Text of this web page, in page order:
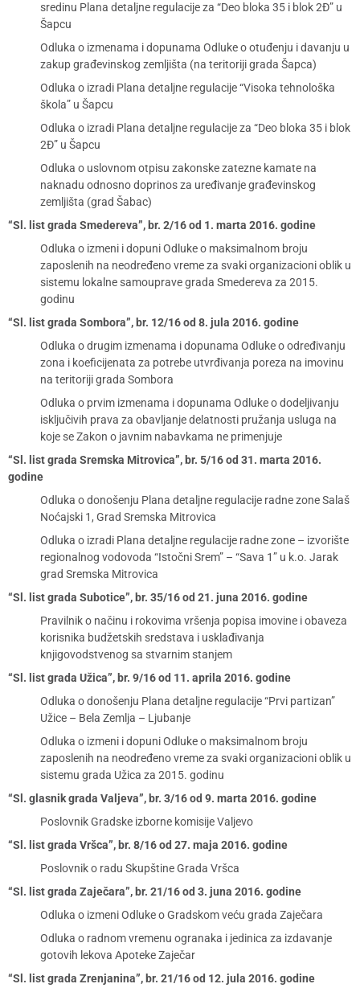
sredinu Plana detaljne regulacije za “Deo bloka 35 i blok 2Đ” u
Šapcu
Odluka o izmenama i dopunama Odluke o otuđenju i davanju u
zakup građevinskog zemljišta (na teritoriji grada Šapca)
Odluka o izradi Plana detaljne regulacije “Visoka tehnološka
škola” u Šapcu
Odluka o izradi Plana detaljne regulacije za “Deo bloka 35 i blok
2Đ” u Šapcu
Odluka o uslovnom otpisu zakonske zatezne kamate na
naknadu odnosno doprinos za uređivanje građevinskog
zemljišta (grad Šabac)
“Sl. list grada Smedereva”, br. 2/16 od 1. marta 2016. godine
Odluka o izmeni i dopuni Odluke o maksimalnom broju
zaposlenih na neodređeno vreme za svaki organizacioni oblik u
sistemu lokalne samouprave grada Smedereva za 2015.
godinu
“Sl. list grada Sombora”, br. 12/16 od 8. jula 2016. godine
Odluka o drugim izmenama i dopunama Odluke o određivanju
zona i koeficijenata za potrebe utvrđivanja poreza na imovinu
na teritoriji grada Sombora
Odluka o prvim izmenama i dopunama Odluke o dodeljivanju
isključivih prava za obavljanje delatnosti pružanja usluga na
koje se Zakon o javnim nabavkama ne primenjuje
“Sl. list grada Sremska Mitrovica”, br. 5/16 od 31. marta 2016.
godine
Odluka o donošenju Plana detaljne regulacije radne zone Salaš
Noćajski 1, Grad Sremska Mitrovica
Odluka o izradi Plana detaljne regulacije radne zone – izvorište
regionalnog vodovoda “Istočni Srem” – “Sava 1” u k.o. Jarak
grad Sremska Mitrovica
“Sl. list grada Subotice”, br. 35/16 od 21. juna 2016. godine
Pravilnik o načinu i rokovima vršenja popisa imovine i obaveza
korisnika budžetskih sredstava i usklađivanja
knjigovodstvenog sa stvarnim stanjem
“Sl. list grada Užica”, br. 9/16 od 11. aprila 2016. godine
Odluka o donošenju Plana detaljne regulacije “Prvi partizan”
Užice – Bela Zemlja – Ljubanje
Odluka o izmeni i dopuni Odluke o maksimalnom broju
zaposlenih na neodređeno vreme za svaki organizacioni oblik u
sistemu grada Užica za 2015. godinu
“Sl. glasnik grada Valjeva”, br. 3/16 od 9. marta 2016. godine
Poslovnik Gradske izborne komisije Valjevo
“Sl. list grada Vršca”, br. 8/16 od 27. maja 2016. godine
Poslovnik o radu Skupštine Grada Vršca
“Sl. list grada Zaječara”, br. 21/16 od 3. juna 2016. godine
Odluka o izmeni Odluke o Gradskom veću grada Zaječara
Odluka o radnom vremenu ogranaka i jedinica za izdavanje
gotovih lekova Apoteke Zaječar
“Sl. list grada Zrenjanina”, br. 21/16 od 12. jula 2016. godine